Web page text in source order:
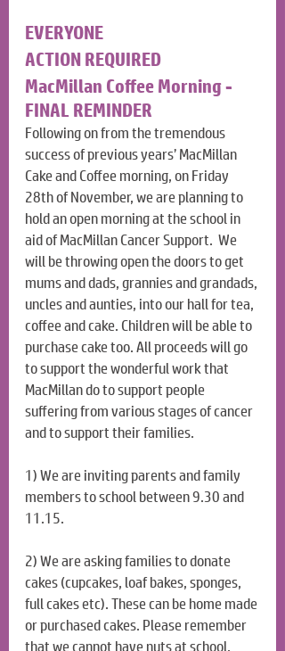
EVERYONE
ACTION REQUIRED
MacMillan Coffee Morning -
FINAL REMINDER
Following on from the tremendous
success of previous years’ MacMillan
Cake and Coffee morning, on Friday
28th of November, we are planning to
hold an open morning at the school in
aid of MacMillan Cancer Support.  We
will be throwing open the doors to get
mums and dads, grannies and grandads,
uncles and aunties, into our hall for tea,
coffee and cake. Children will be able to
purchase cake too. All proceeds will go
to support the wonderful work that
MacMillan do to support people
suffering from various stages of cancer
and to support their families.
1) We are inviting parents and family
members to school between 9.30 and
11.15.
2) We are asking families to donate
cakes (cupcakes, loaf bakes, sponges,
full cakes etc). These can be home made
or purchased cakes. Please remember